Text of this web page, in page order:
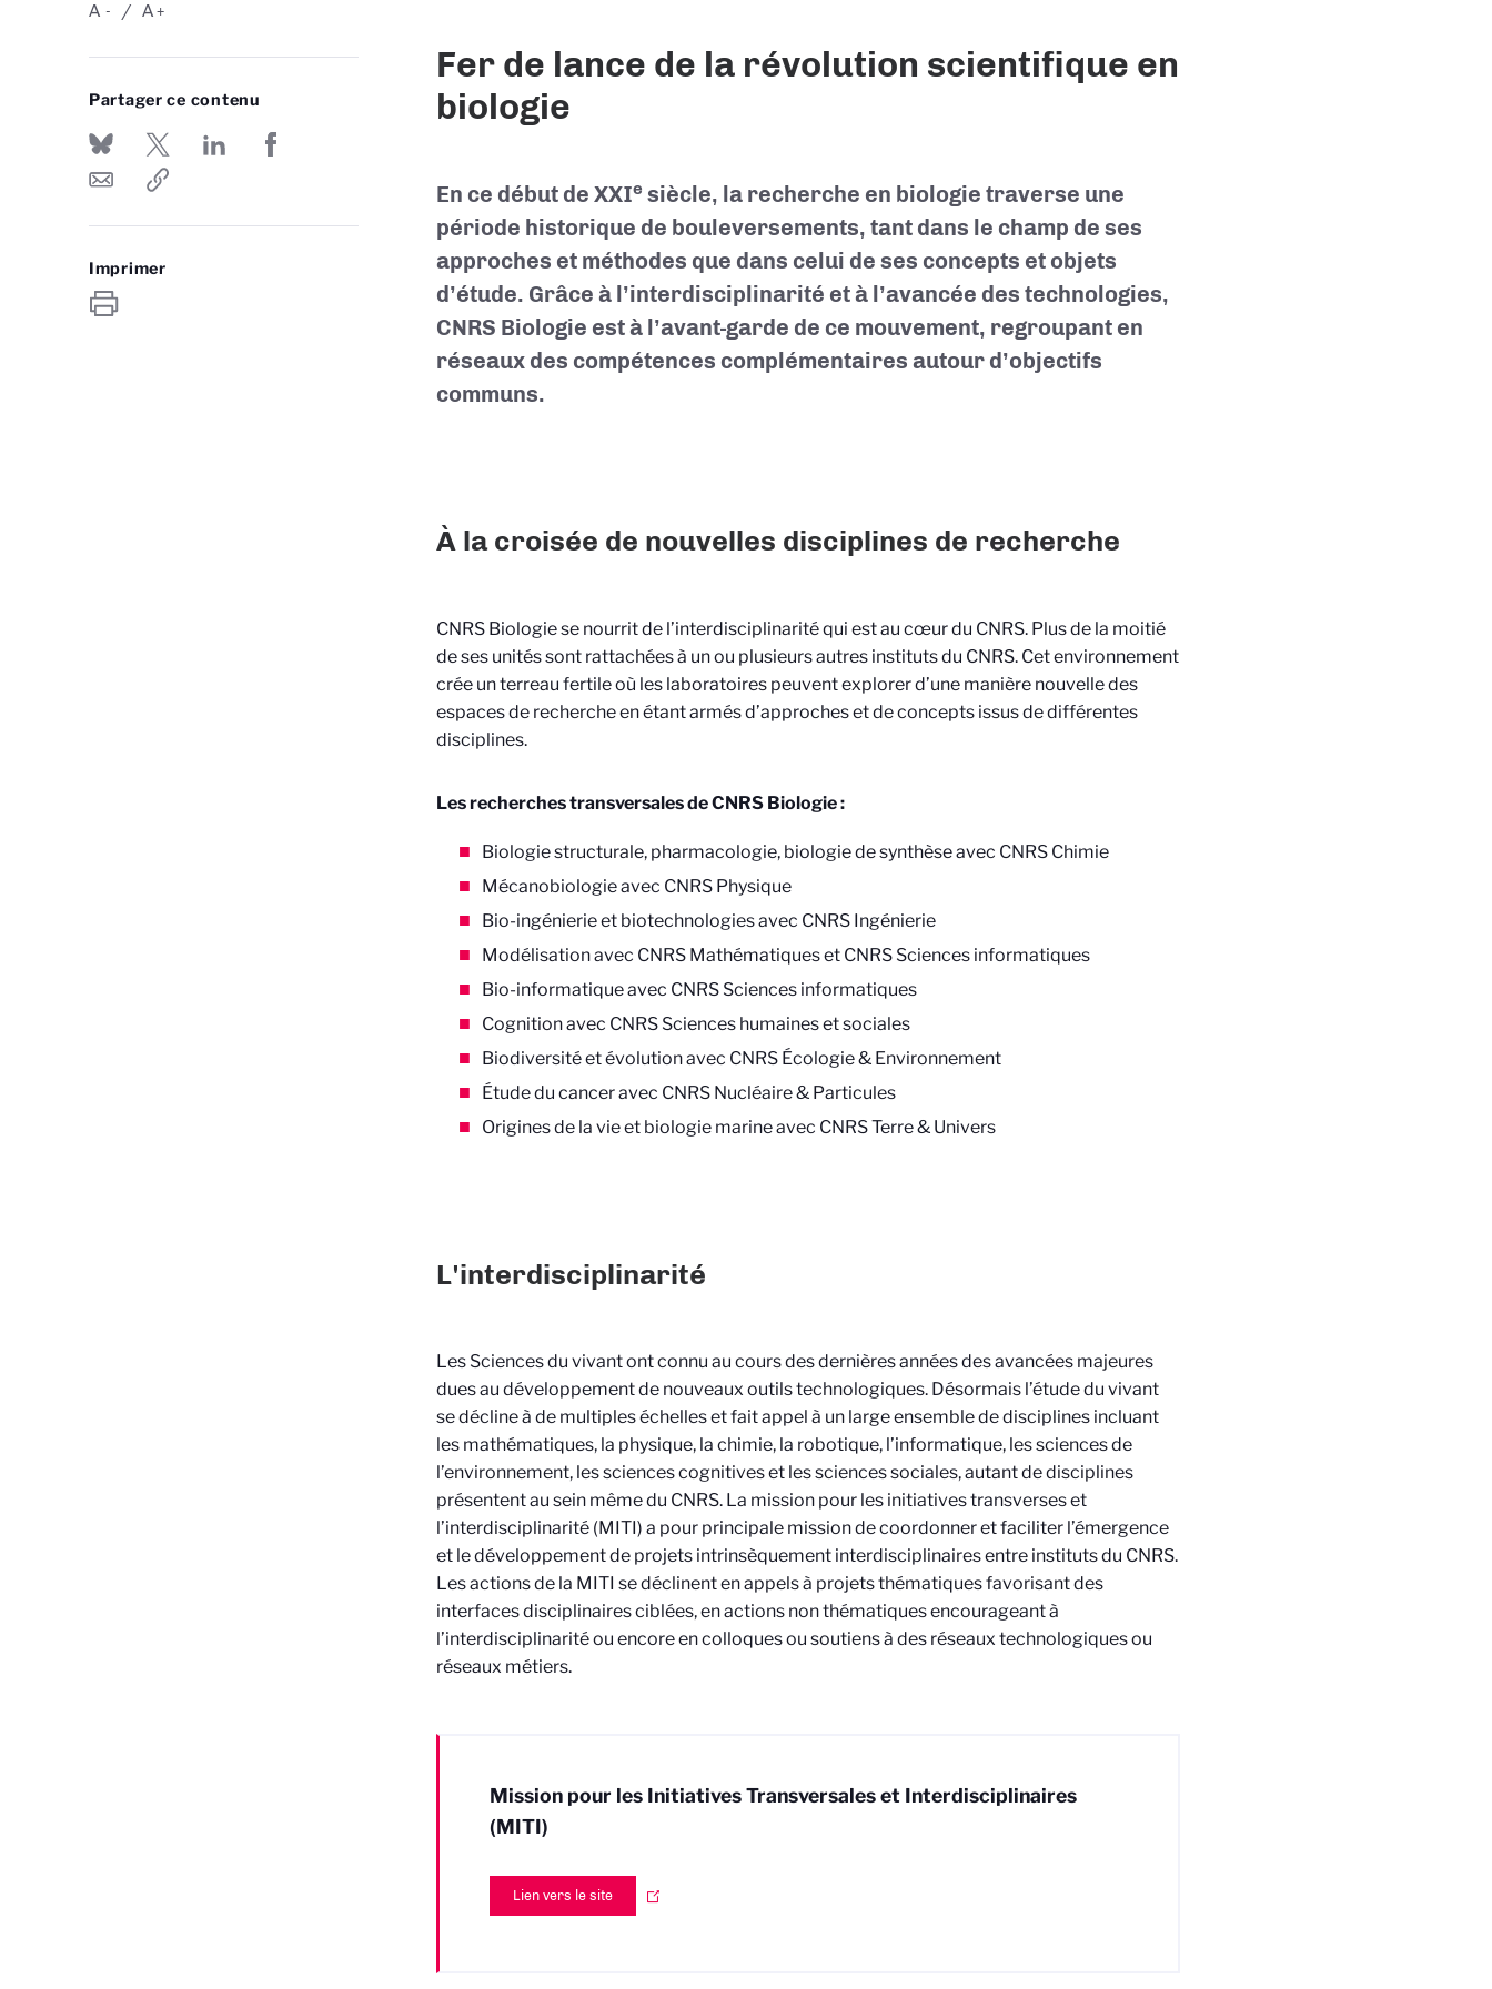
-
A +
A
Partager ce contenu
Imprimer
Fer de lance de la révolution scientifique en
biologie
En ce début de XXIe siècle, la recherche en biologie traverse une
période historique de bouleversements, tant dans le champ de ses
approches et méthodes que dans celui de ses concepts et objets
d’étude. Grâce à l’interdisciplinarité et à l’avancée des technologies,
CNRS Biologie est à l’avant-garde de ce mouvement, regroupant en
réseaux des compétences complémentaires autour d’objectifs
communs.
À la croisée de nouvelles disciplines de recherche
CNRS Biologiese nourrit de l’interdisciplinarité qui est au cœur du CNRS. Plus de la moitié
de ses unités sont rattachées à un ou plusieurs autres instituts du CNRS. Cet environnement
crée un terreau fertile où les laboratoires peuvent explorer d’une manière nouvelle des
espaces de recherche en étant armés d’approches et de concepts issus de différentes
disciplines.
Les recherches transversales de CNRS Biologie :
Biologie structurale, pharmacologie, biologie de synthèse avec CNRS Chimie
Mécanobiologie avec CNRS Physique
Bio-ingénierie et biotechnologies avec CNRS Ingénierie
Modélisation avec CNRS Mathématiques et CNRS Sciences informatiques
Bio-informatique avec CNRS Sciences informatiques
Cognition avec CNRS Sciences humaines et sociales
Biodiversité et évolution avec CNRS Écologie & Environnement
Étude du cancer avec CNRS Nucléaire & Particules
Origines de la vie et biologie marine avec CNRS Terre & Univers
L'interdisciplinarité
Les Sciences du vivant ont connu au cours des dernières années des avancées majeures
dues au développement de nouveaux outils technologiques. Désormais l’étude du vivant
se décline à de multiples échelles et fait appel à un large ensemble de disciplines incluant
les mathématiques, la physique, la chimie, la robotique, l’informatique, les sciences de
l’environnement, les sciences cognitives et les sciences sociales, autant de disciplines
présentent au sein même du CNRS. La mission pour les initiatives transverses et
l’interdisciplinarité (MITI) a pour principale mission de coordonner et faciliter l’émergence
et le développement de projets intrinsèquement interdisciplinaires entre instituts du CNRS.
Les actions de la MITI se déclinent en appels à projets thématiques favorisant des
interfaces disciplinaires ciblées, en actions non thématiques encourageant à
l’interdisciplinarité ou encore en colloques ou soutiens à des réseaux technologiques ou
réseaux métiers.
Mission pour les Initiatives Transversales et Interdisciplinaires
(MITI)
Lien vers le site